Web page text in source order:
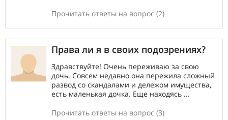
Прочитать ответы на вопрос (2)
Права ли я в своих подозрениях?
Здравствуйте! Очень переживаю за свою
дочь. Совсем недавно она пережила сложный
развод со скандалами и дележом имущества,
есть маленькая дочка. Еще находясь ...
Прочитать ответы на вопрос (3)